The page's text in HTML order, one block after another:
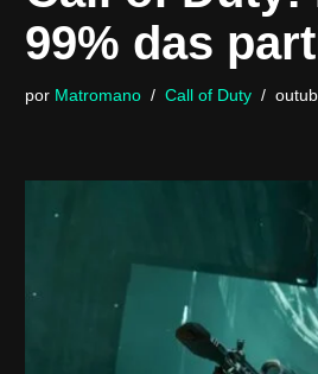
99% das
por Matromano Call of Duty